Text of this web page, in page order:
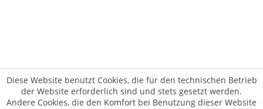
Diese Website benutzt Cookies, die für den technischen Betrieb
der Website erforderlich sind und stets gesetzt werden.
Andere Cookies, die den Komfort bei Benutzung dieser Website